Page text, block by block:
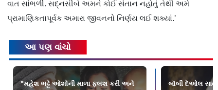
વાત સાંભળી. સદ્નસીબે અમને કોઈ સંતાન નહોતું તેથી અમે
પ્રામાણિકતાપૂર્વક અમારા જીવનનો નિર્ણય લઈ શક્યાં.’
આ પણ વાંચો
"મહેશ ભટ્ટે ઓશોની માળા ફ્લશ કરી અને
બૉબી દેઓલ સાથે